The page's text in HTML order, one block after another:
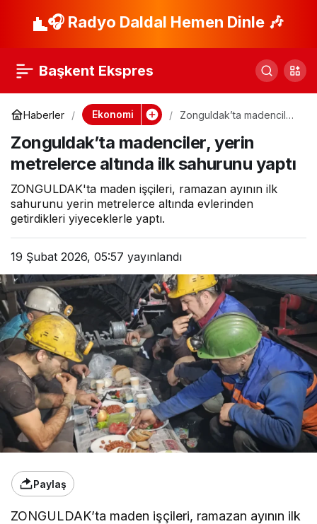
🎧 Radyo Daldal Hemen Dinle 🎶
Başkent Ekspres
Haberler Ekonomi
Zonguldak’ta madenciler,
ilk sahurunu yaptı
Zonguldak’ta madenciler, yerin
metrelerce altında ilk sahurunu yaptı
ZONGULDAK'ta maden işçileri, ramazan ayının ilk
sahurunu yerin metrelerce altında evlerinden
getirdikleri yiyeceklerle yaptı.
19 Şubat 2026, 05:57 yayınlandı
Paylaş
ZONGULDAK’ta maden işçileri, ramazan ayının ilk
İkinci elde bayram
değişti: İşte en çok
prim yapan modeller
Paylaş